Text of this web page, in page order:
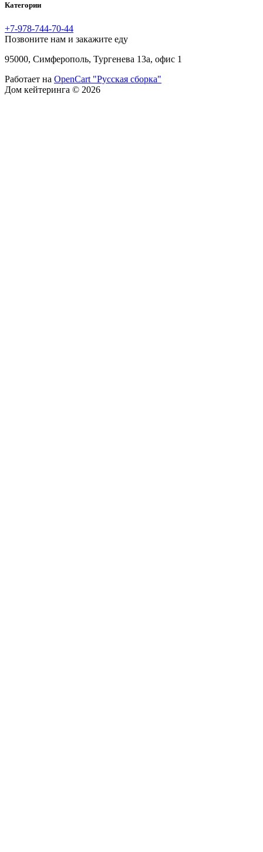
Категории
+7-978-744-70-44
Позвоните нам и закажите еду
95000, Симферополь, Тургенева 13а, офис 1
Работает на OpenCart "Русская сборка"
Дом кейтеринга © 2026